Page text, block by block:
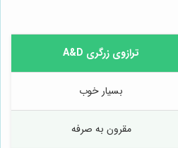
ترازوی زرگری A&D
بسیار خوب
مقرون به صرفه